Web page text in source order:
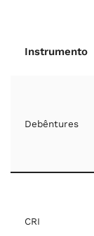
Instrumento
Debêntures
CRI